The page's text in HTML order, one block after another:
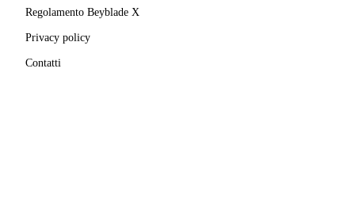
Regolamento Beyblade X
Privacy policy
Contatti